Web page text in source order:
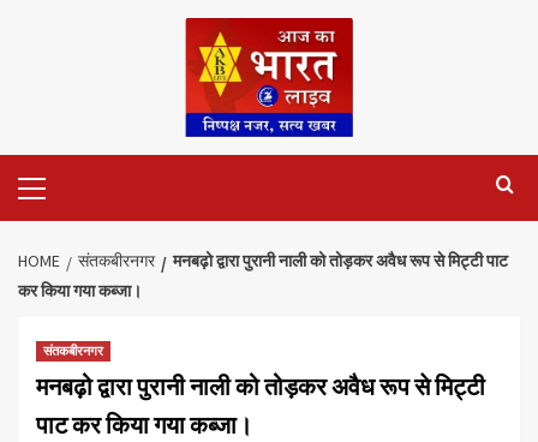
Menu
HOME संतकबीरनगर
मनबढ़ो द्वारा पुरानी नाली को तोड़कर अवैध रूप से मिट्टी पाट
कर किया गया कब्जा।
संतकबीरनगर
मनबढ़ो द्वारा पुरानी नाली को तोड़कर अवैध रूप से मिट्टी
पाट कर किया गया कब्जा।